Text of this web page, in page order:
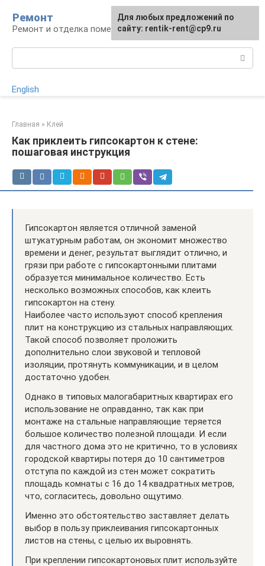
контенту
Ремонт
Ремонт и отделка помещений
English
Главная » Клей
Как приклеить гипсокартон к стене:
пошаговая инструкция
Гипсокартон является отличной заменой
штукатурным работам, он экономит множество
времени и денег, результат выглядит отлично, и
грязи при работе с гипсокартонными плитами
образуется минимальное количество. Есть
несколько возможных способов, как клеить
гипсокартон на стену.
Наиболее часто используют способ крепления
плит на конструкцию из стальных направляющих.
Такой способ позволяет проложить
дополнительно слои звуковой и тепловой
изоляции, протянуть коммуникации, и в целом
достаточно удобен.
Однако в типовых малогабаритных квартирах его
использование не оправданно, так как при
монтаже на стальные направляющие теряется
большое количество полезной площади. И если
для частного дома это не критично, то в условиях
городской квартиры потеря до 10 сантиметров
отступа по каждой из стен может сократить
площадь комнаты с 16 до 14 квадратных метров,
что, согласитесь, довольно ощутимо.
Именно это обстоятельство заставляет делать
выбор в пользу приклеивания гипсокартонных
листов на стены, с целью их выровнять.
При креплении гипсокартоновых плит используйте
Для любых предложений по
сайту: rentik-rent@cp9.ru